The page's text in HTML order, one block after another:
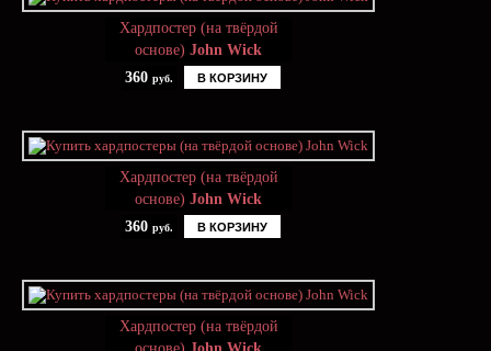
Хардпостер (на твёрдой
основе) John Wick
360 руб. В КОРЗИНУ
Хардпостер (на твёрдой
основе) John Wick
360 руб. В КОРЗИНУ
Хардпостер (на твёрдой